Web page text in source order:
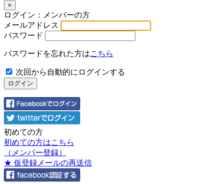
×
ログイン：メンバーの方
メールアドレス
パスワード
パスワードを忘れた方はこちら
次回から自動的にログインする
初めての方
初めての方はこちら
（メンバー登録）
★ 仮登録メールの再送信